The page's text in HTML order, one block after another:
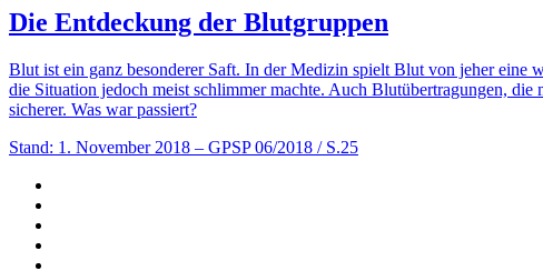
Die Entdeckung der Blutgruppen
Blut ist ein ganz besonderer Saft. In der Medizin spielt Blut von jeher eine
die Situation jedoch meist schlimmer machte. Auch Blutübertragungen,
sicherer. Was war passiert?
Stand: 1. November 2018 – GPSP 06/2018 / S.25